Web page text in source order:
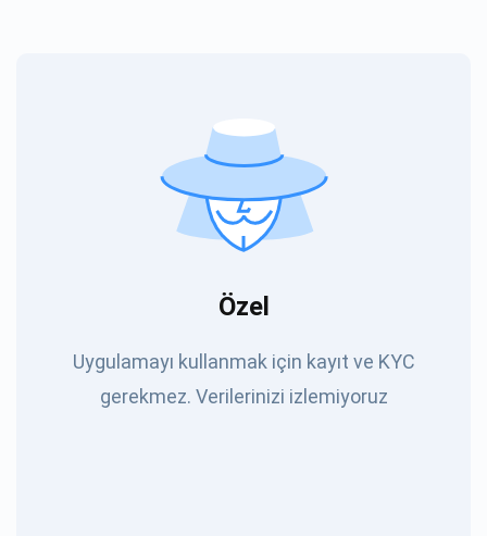
Özel
Uygulamayı kullanmak için kayıt ve KYC
gerekmez. Verilerinizi izlemiyoruz